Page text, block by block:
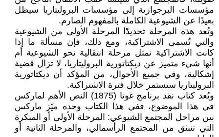
مؤسسات البرجوازية إلى مؤسسات البروليتاريا سيظل
بعيدًا عن الشيوعية الكاملة بالمفهوم الصارم.
وتُعد هذه المرحلة تحديدًا المرحلة الأولى من الشيوعية
والتي تُسمى الاشتراكية، ومع ذلك، فإن مسألة ما إذا
كانت الاشتراكية تمثل مرحلة انتقالية نحو الشيوعية أم
أنها شيء متميز عن ديكتاتورية البروليتاريا، لا تزال قضية
إشكالية، وفي جميع الأحوال، من المؤكد أن ديكتاتورية
البروليتاريا ستستمر خلال فترة الاشتراكية.
ويُعد كتاب نقد برنامج غوتا (1875) النص الأهم لماركس
في هذا الموضوع، ففي هذا الكتاب وحده ميّز ماركس
بين مراحل المجتمع الشيوعي: المرحلة الأولى أو المبكرة
التي تنبثق من المجتمع الرأسمالي، والمرحلة الثانية أو